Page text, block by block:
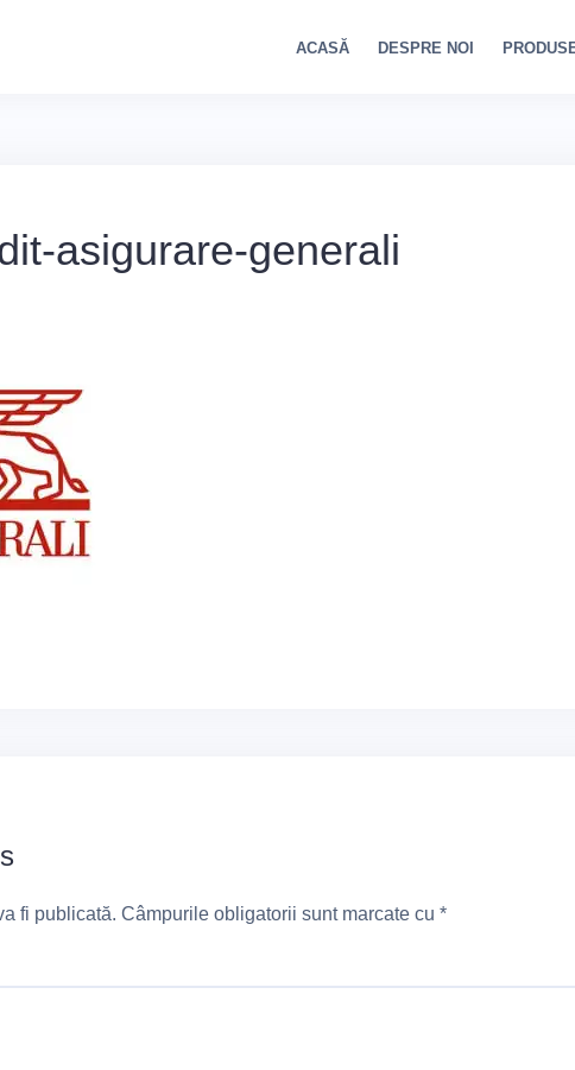
ACASĂ DESPRE NOI
asigurare-generali
fi publicată. Câmpurile obligatorii sunt marcate cu *